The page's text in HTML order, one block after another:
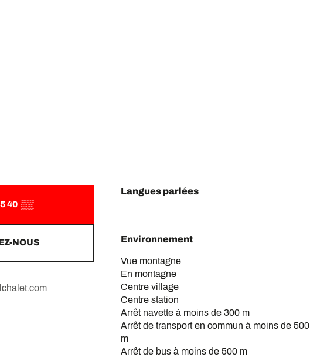
40 ▒▒
NOUS
Langues parlées
Langues parlées
Environnement
Environnement
Vue montagne
En montagne
Centre village
Centre station
Arrêt navette à moins de 300 m
Arrêt de transport en commun à moins de 500
m
Arrêt de bus à moins de 500 m